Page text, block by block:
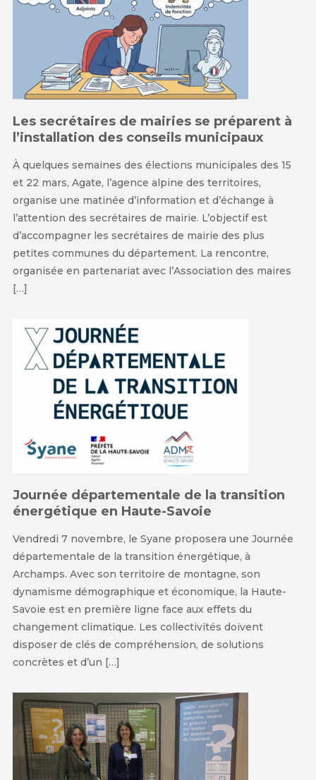
Les secrétaires de mairies se préparent à
l’installation des conseils municipaux
À quelques semaines des élections municipales des 15
et 22 mars, Agate, l’agence alpine des territoires,
organise une matinée d’information et d’échange à
l’attention des secrétaires de mairie. L’objectif est
d’accompagner les secrétaires de mairie des plus
petites communes du département. La rencontre,
organisée en partenariat avec l’Association des maires
[…]
Journée départementale de la transition
énergétique en Haute-Savoie
Vendredi 7 novembre, le Syane proposera une Journée
départementale de la transition énergétique, à
Archamps. Avec son territoire de montagne, son
dynamisme démographique et économique, la Haute-
Savoie est en première ligne face aux effets du
changement climatique. Les collectivités doivent
disposer de clés de compréhension, de solutions
concrètes et d’un […]